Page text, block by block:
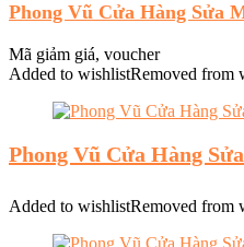
Phong Vũ Cửa Hàng Sửa
Mã giảm giá, voucher
Added to wishlistRemoved from
Phong Vũ Cửa Hàng
Added to wishlistRemoved from